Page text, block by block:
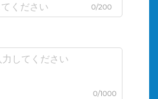
0/200
0/1000